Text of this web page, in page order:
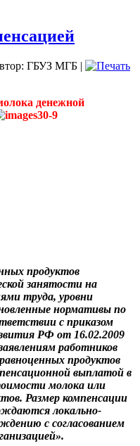
ГБУЗ МГБ |
денежной
продуктов
занятости на
труда, уровни
нормативы по
с приказом
РФ от 16.02.2009
работников
продуктов
выплатой в
молока или
Размер компенсации
локально-
с согласованием